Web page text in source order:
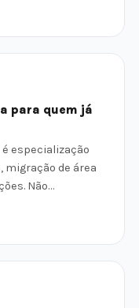
para quem já
especialização
de área
Não…